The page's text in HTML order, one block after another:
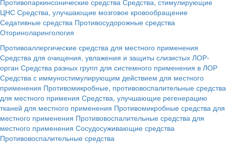
ЦНС Средства, улучшающие мозговое кровообращение
Седативные средства Противосудорожные средства
Оториноларингология
Противоаллергические средства для местного применения
Средства для очищения, увлажения и защиты слизистых ЛОР-
орган Средства разных групп для системного применения в ЛОР
Средства с иммуностимулирующим действием для местного
применения Противомикробные, противовоспалительные средства
для местного примения Средства, улучшающие регенерацию
тканей для местного применения Противомикробные средства для
местного применения Противовоспалительные средства для
местного применения Сосудосуживающие средства
Противовоспалительные средства